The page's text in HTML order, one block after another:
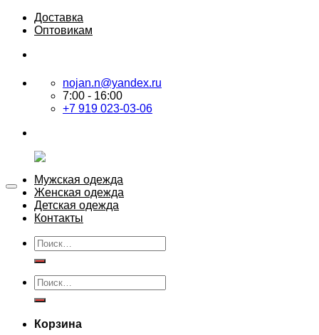
Skip
Доставка
Оптовикам
nojan.n@yandex.ru
7:00 - 16:00
+7 919 023-03-06
Мужская одежда
Женская одежда
Детская одежда
Контакты
Искать:
Искать:
Корзина